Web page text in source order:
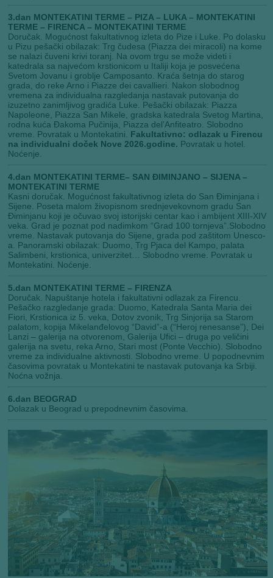
3.dan MONTEKATINI TERME – PIZA – LUKA – MONTEKATINI
TERME – FIRENCA – MONTEKATINI TERME
Doručak. Mogućnost fakultativnog izleta do Pize i Luke. Po dolasku
u Pizu pešački obilazak: Trg čudesa (Piazza dei miracoli) na kome
se nalazi čuveni krivi toranj. Na ovom trgu se može videti i
katedrala sa najvećom krstionicom u Italiji koja je posvećena
Svetom Jovanu i groblje Camposanto. Kraća šetnja do starog
grada, do reke Arno i Piazze dei cavallieri. Nakon slobodnog
vremena za individualna razgledanja nastavak putovanja do
izuzetno zanimljivog gradića Luke. Pešački obilazak: Piazza
Napoleone, Piazza San Mikele, gradska katedrala Svetog Martina,
rodna kuća Đakoma Pučinija, Piazza del’Anfiteatro. Slobodno
vreme. Povratak u Montekatini. Fakultativno: odlazak u Firencu
na individualni doček Nove 2026.godine. Povratak u hotel.
Noćenje.
4.dan MONTEKATINI TERME– SAN ĐIMINJANO – SIJENA –
MONTEKATINI TERME
Kasni doručak. Mogućnost fakultativnog izleta do San Điminjana i
Sijene. Poseta malom živopisnom srednjevekovnom gradu San
Điminjanu koji je očuvao svoj istorijski centar kao i ambijent XIII-XIV
veka. Grad je poznat pod nadimkom “Grad 100 tornjeva”.Slobodno
vreme. Nastavak putovanja do Sijene, grada pod zaštitom Unesco-
a. Panoramski obilazak: Duomo, Trg Pjaca del Kampo, palata
Salimbeni, krstionica, univerzitet… Slobodno vreme. Povratak u
Montekatini. Noćenje.
5.dan MONTEKATINI TERME – FIRENZA
Doručak. Napuštanje hotela i fakultativni odlazak za Firencu.
Pešačko razgledanje grada: Duomo, Katedrala Santa Maria dei
Fiori, Krstionica iz 5. veka, Dotov zvonik, Trg Sinjorija sa Starom
palatom, kopija Mikelanđelovog “David”-a (“Heroj renesanse”), Dei
Lanzi – galerija na otvorenom, Galerija Ufici – druga po veličini
galerija na svetu, reka Arno, Stari most (Ponte Vecchio). Slobodno
vreme za individualne aktivnosti. Slobodno vreme. U popodnevnim
časovima povratak u Montekatini te nastavak putovanja ka Srbiji.
Noćna vožnja.
6.dan BEOGRAD
Dolazak u Beograd u prepodnevnim časovima.